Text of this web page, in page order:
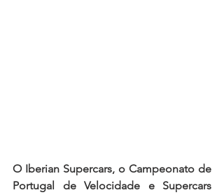
O Iberian Supercars, o Campeonato de
Portugal de Velocidade e Supercars